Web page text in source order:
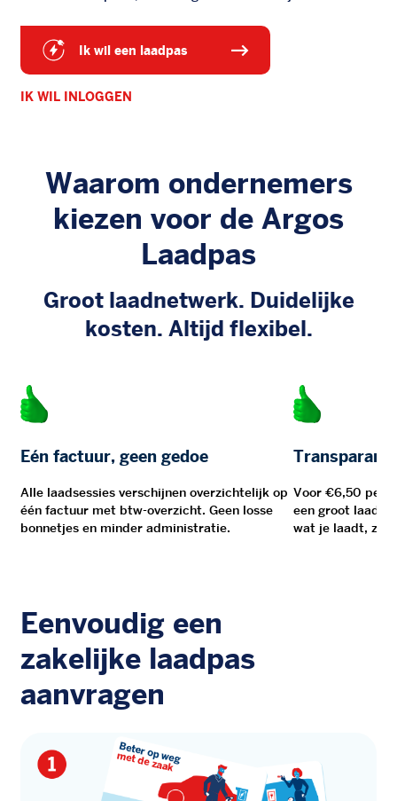
ik wil een laadpas
IK WIL INLOGGEN
Waarom ondernemers
kiezen voor de Argos
Laadpas
Groot laadnetwerk. Duidelijke
kosten. Altijd flexibel.
Eén factuur, geen gedoe
Alle laadsessies verschijnen overzichtelijk op
één factuur met btw-overzicht. Geen losse
bonnetjes en minder administratie.
Voor €6,50 per
een groot
wat je laadt,
Eenvoudig een
zakelijke laadpas
aanvragen